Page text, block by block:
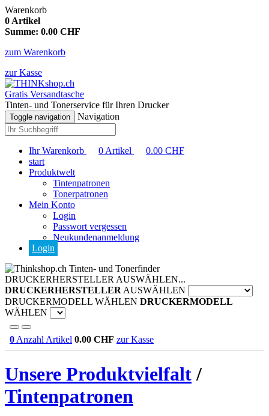
Warenkorb
0 Artikel
Summe: 0.00 CHF
zum Warenkorb
zur Kasse
Gratis Versandtasche
Tinten- und Tonerservice für Ihren Drucker
Toggle navigation Navigation
Ihr Warenkorb 0 Artikel 0.00 CHF
start
Produktwelt
Tintenpatronen
Tonerpatronen
Mein Konto
Login
Passwort vergessen
Neukundenanmeldung
Login
Tinten- und Tonerfinder
DRUCKERHERSTELLER AUSWÄHLEN...
DRUCKERHERSTELLER AUSWÄHLEN
DRUCKERMODELL WÄHLEN DRUCKERMODELL
WÄHLEN
0 Anzahl Artikel 0.00 CHF zur Kasse
Unsere Produktvielfalt/
Tintenpatronen